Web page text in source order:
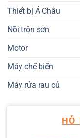
Thiết bị Á Châu
Nồi trộn sơn
Motor
Máy chế biến
Máy rửa rau củ
HỖ